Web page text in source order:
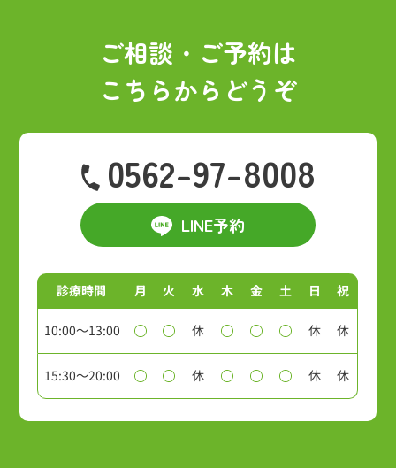
ご相談・ご予約は
こちらからどうぞ
0562-97-8008
LINE予約
診療時間 月 火 水 木 金 土 日 祝
10:00～13:00 休 休 休
15:30～20:00 休 休 休